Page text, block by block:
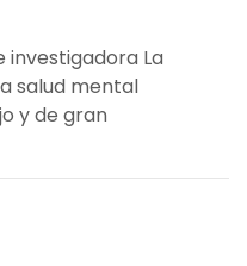
investigadora La
salud mental
y de gran